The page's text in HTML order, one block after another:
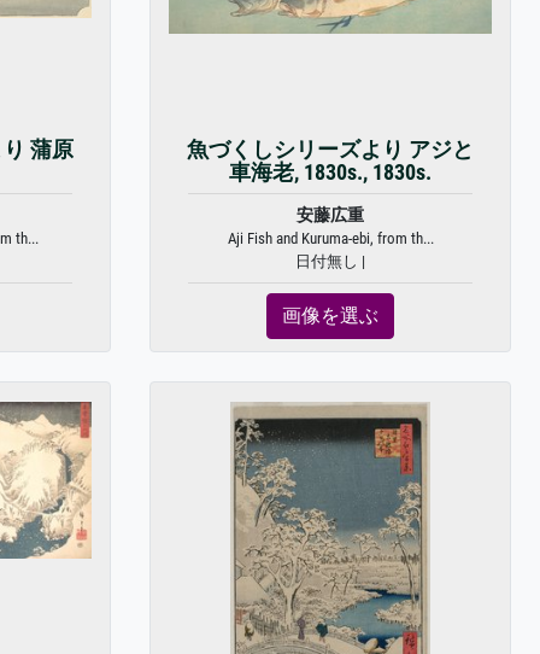
蒲原
th...
魚づくしシリーズより アジと
車海老, 1830s., 1830s.
安藤広重
Aji Fish and Kuruma-ebi, from th...
日付無し |
画像を選ぶ